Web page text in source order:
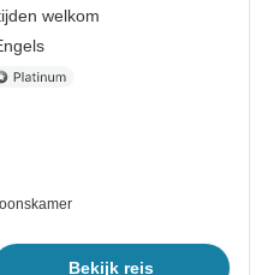
welkom
Bekijk reis